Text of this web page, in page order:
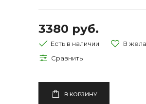
3380 руб.
Есть в наличии
В КОРЗИНУ